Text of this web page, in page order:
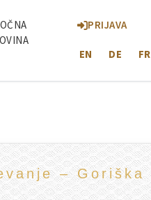
PRIJAVA
EN DE FR
– Goriška